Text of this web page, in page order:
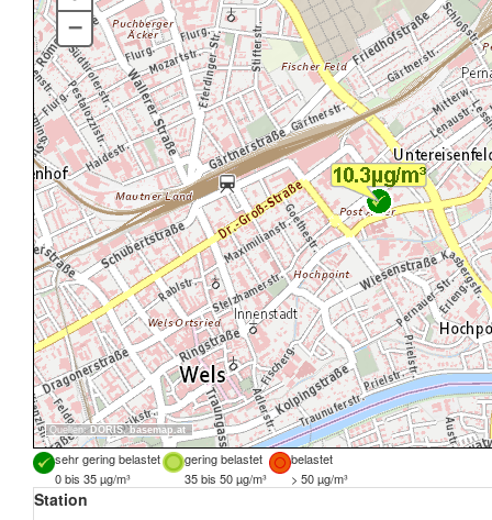
Quellen: DORIS, basemap.at
–
sehr gering belastet gering belastet
belastet
0 bis 35 µg/m³
35 bis 50 µg/m³ > 50 µg/m³
Station